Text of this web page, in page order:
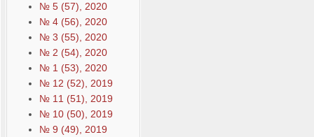
№ 5 (57), 2020
№ 4 (56), 2020
№ 3 (55), 2020
№ 2 (54), 2020
№ 1 (53), 2020
№ 12 (52), 2019
№ 11 (51), 2019
№ 10 (50), 2019
№ 9 (49), 2019